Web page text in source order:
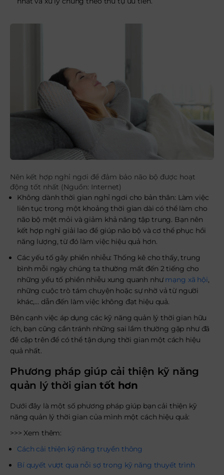
Nên kết hợp nghỉ ngơi để đảm bảo não bộ được hoạt
động tốt nhất (Nguồn: Internet)
Không dành thời gian nghỉ ngơi cho bản thân: Làm việc
liên tục trong một khoảng thời gian dài có thể làm cho
não bộ mệt mỏi và giảm khả năng tập trung. Bạn nên
kết hợp nghỉ giải lao để giúp não bộ và cơ thể phục hồi
năng lượng, từ đó làm việc hiệu quả hơn.
Các yếu tố gây phiền nhiễu: Thống kê cho thấy, trung
bình mỗi ngày chúng ta thường mất đến 2 tiếng cho
những yếu tố phiền nhiễu xung quanh như mạng xã hội,
những cuộc trò tám chuyện hoặc sự nhờ vả từ người
khác,… dẫn đến làm việc không đạt hiệu quả.
Bên cạnh việc áp dụng các kỹ năng quản lý thời gian hữu
ích, bạn cũng cần tránh những sai lầm thường gặp như đã
đề cập trên để có thể tận dụng thời gian một cách hiệu
quả nhất.
Phương pháp giúp cải thiện kỹ năng
quản lý thời gian tốt hơn
Dưới đây là một số phương pháp giúp bạn cải thiện kỹ
năng quản lý thời gian của mình một cách hiệu quả:
>>> Xem thêm:
Cách cải thiện kỹ năng truyền thông
Bí quyết vượt qua nỗi sợ trong kỹ năng thuyết trình